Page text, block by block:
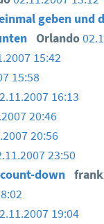
geben und
Orlando
15:42
15:58
16:13
20:46
20:56
23:50
down
19:04